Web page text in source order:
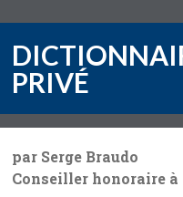
PRIVÉ
par Serge Braudo
Conseiller honoraire